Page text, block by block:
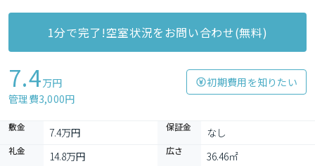
1分で完了!空室状況をお問い合わせ(無料)
7.4万円
管理費3,000円
初期費用を知りたい
敷金 7.4万円 保証金 なし
礼金 14.8万円 広さ 36.46㎡